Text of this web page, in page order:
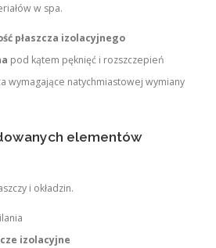
w spa.
płaszcza izolacyjnego
pod kątem pęknięć i rozszczepień
wymagające natychmiastowej wymiany
elementów
i okładzin.
izolacyjne